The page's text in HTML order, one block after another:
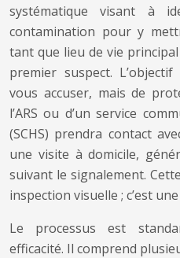
systématique visant à
contamination pour y
tant que lieu de vie
premier suspect.
vous accuser, mais de
l’ARS ou d’un service
(SCHS) prendra contact
une visite à domicile,
suivant le signalement.
inspection visuelle ; c’est
Le processus est
efficacité. Il comprend